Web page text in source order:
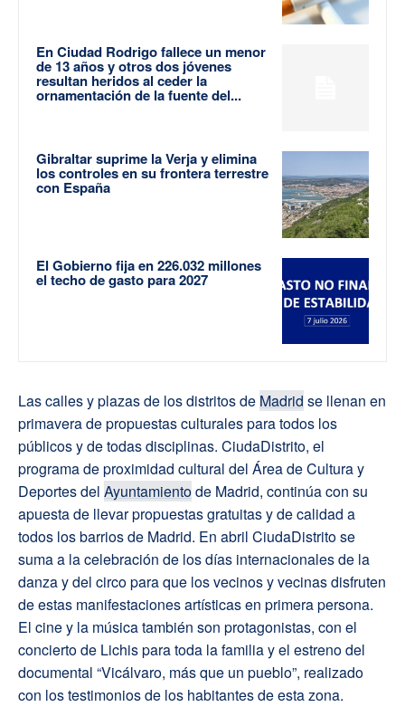
En Ciudad Rodrigo fallece un menor
de 13 años y otros dos jóvenes
resultan heridos al ceder la
ornamentación de la fuente del...
Gibraltar suprime la Verja y elimina
los controles en su frontera terrestre
con España
El Gobierno fija en 226.032 millones
el techo de gasto para 2027
Las calles y plazas de los distritos de Madrid se llenan en
primavera de propuestas culturales para todos los
públicos y de todas disciplinas. CiudaDistrito, el
programa de proximidad cultural del Área de Cultura y
Deportes del Ayuntamientode Madrid, continúa con su
apuesta de llevar propuestas gratuitas y de calidad a
todos los barrios de Madrid. En abril CiudaDistrito se
suma a la celebración de los días internacionales de la
danza y del circo para que los vecinos y vecinas disfruten
de estas manifestaciones artísticas en primera persona.
El cine y la música también son protagonistas, con el
concierto de Lichis para toda la familia y el estreno del
documental “Vicálvaro, más que un pueblo”, realizado
con los testimonios de los habitantes de esta zona.